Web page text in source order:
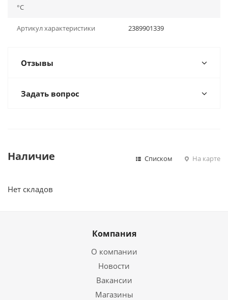
°С
Артикул характеристики 2389901339
Отзывы
Задать вопрос
Наличие Списком На карте
Нет складов
Компания
О компании
Новости
Вакансии
Магазины